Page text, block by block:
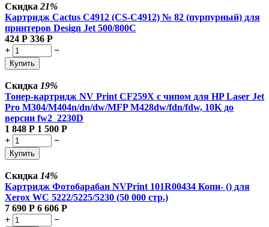
Скидка 21%
Картридж Cactus C4912 (CS-C4912) № 82 (пурпурный) для
принтеров Design Jet 500/800C
424 Р 336 Р
+
−
Купить
Скидка 19%
Тонер-картридж NV Print CF259X с чипом для HP Laser Jet
Pro M304/M404n/dn/dw/MFP M428dw/fdn/fdw, 10K до
версии fw2_2230D
1 848 Р 1 500 Р
+
−
Купить
Скидка 14%
Картридж Фотобарабан NVPrint 101R00434 Копи- () для
Xerox WC 5222/5225/5230 (50 000 стр.)
7 690 Р 6 606 Р
+
−